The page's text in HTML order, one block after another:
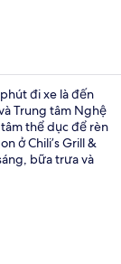
đi xe là đến
Trung tâm Nghệ
thể dục để rèn
ở Chili’s Grill &
bữa trưa và
là những điều